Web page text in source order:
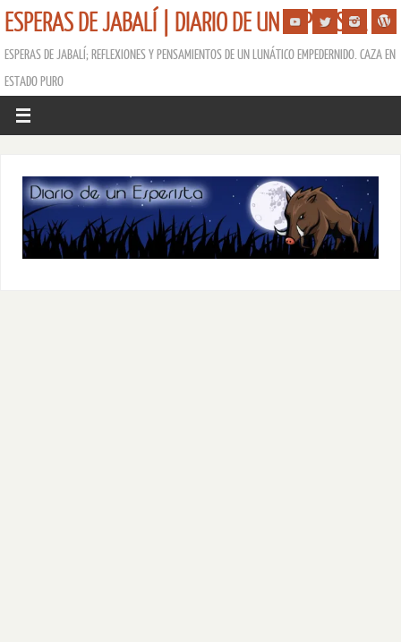
ESPERAS DE JABALÍ | DIARIO DE UN ESPERISTA
ESPERAS DE JABALÍ; REFLEXIONES Y PENSAMIENTOS DE UN LUNÁTICO EMPEDERNIDO. CAZA EN
ESTADO PURO